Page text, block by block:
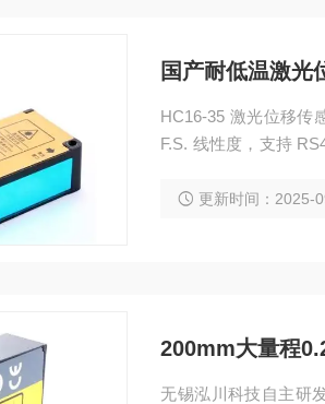
国产耐低温激
HC16-35 激光位移传
F.S. 线性度，支持
国产耐低温激光位移
更新时间：2025-
200mm大量程
无锡泓川科技自主研